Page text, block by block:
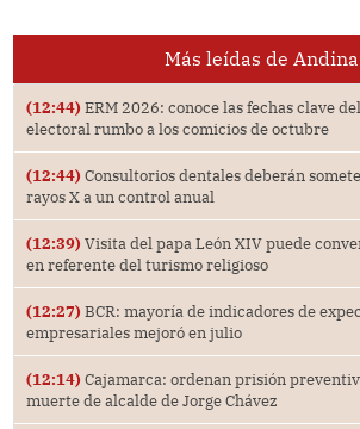
Más leídas de Andina
(12:44) ERM 2026: conoce las fechas clave
electoral rumbo a los comicios de octubre
(12:44) Consultorios dentales deberán
rayos X a un control anual
(12:39) Visita del papa León XIV puede
en referente del turismo religioso
(12:27) BCR: mayoría de indicadores de
empresariales mejoró en julio
(12:14) Cajamarca: ordenan prisión
muerte de alcalde de Jorge Chávez